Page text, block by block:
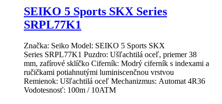
SEIKO 5 Sports SKX Series
SRPL77K1
Značka: Seiko Model: SEIKO 5 Sports SKX
Series SRPL77K1 Puzdro: Ušľachtilá oceľ, priemer 38
mm, zafírové sklíčko Ciferník: Modrý ciferník s indexami a
ručičkami potiahnutými luminiscenčnou vrstvou
Remienok: Ušľachtilá oceľ Mechanizmus: Automat 4R36
Vodotesnosť: 100m / 10ATM